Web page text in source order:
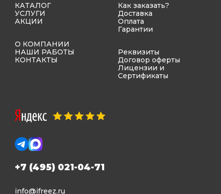
КАТАЛОГ
УСЛУГИ
АКЦИИ
О КОМПАНИИ
НАШИ РАБОТЫ
КОНТАКТЫ
Как заказать?
Доставка
Оплата
Гарантии
Реквизиты
Договор оферты
Лицензии и
Сертификаты
+7 (495) 021-04-71
info@ifreez.ru